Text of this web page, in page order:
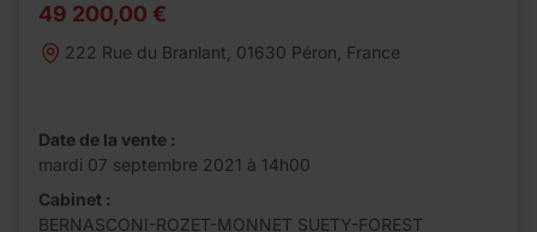
49 200,00 €
222 Rue du Branlant, 01630 Péron, France
Date de la vente :
mardi 07 septembre 2021 à 14h00
Cabinet :
BERNASCONI-ROZET-MONNET SUETY-FOREST